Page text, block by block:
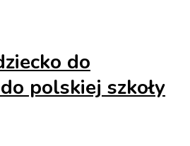
do
polskiej szkoły